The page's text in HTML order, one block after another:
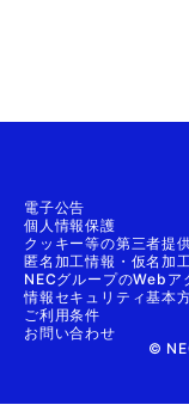
電子公告
個人情報保護
クッキー等の第三者提
匿名加工情報・仮名加
NECグループのWebア
情報セキュリティ基本
ご利用条件
お問い合わせ
©